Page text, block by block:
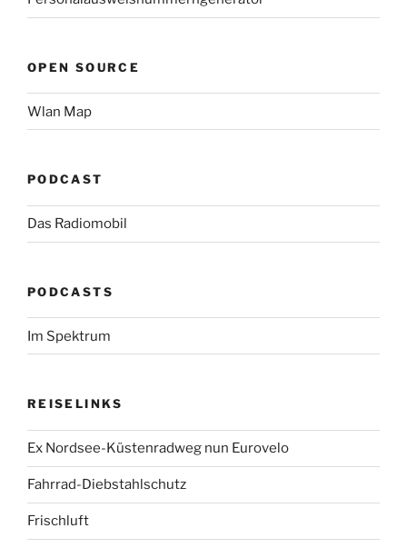
OPEN SOURCE
Wlan Map
PODCAST
Das Radiomobil
PODCASTS
Im Spektrum
REISELINKS
Ex Nordsee-Küstenradweg nun Eurovelo
Fahrrad-Diebstahlschutz
Frischluft